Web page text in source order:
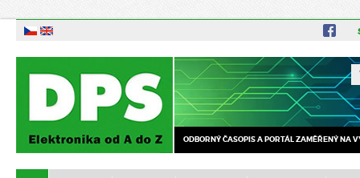
ODBORNÝ ČASOPIS A PORTÁL ZAMĚŘENÝ NA